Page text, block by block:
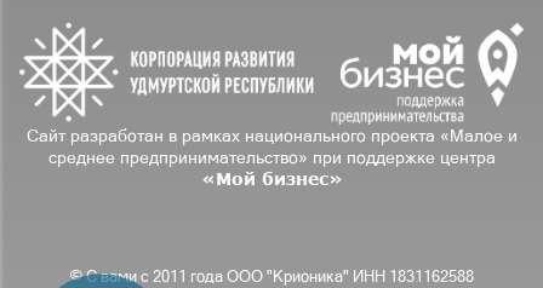
Сайт разработан в рамках национального проекта «Малое и
среднее предпринимательство» при поддержке центра
«Мой бизнес»
© С вами с 2011 года ООО "Крионика" ИНН 1831162588